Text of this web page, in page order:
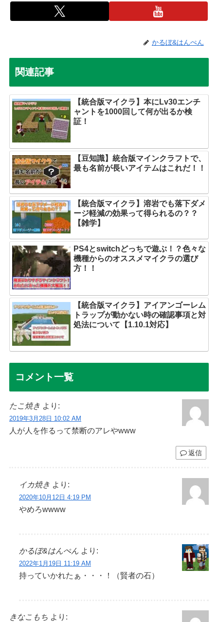
かるぼ&はんぺん
関連記事
【統合版マイクラ】本にLv30エンチ
ャントを1000回して何が出るか検
証！
【豆知識】統合版マインクラフトで、
最も名前が長いアイテムはこれだ！！
【統合版マイクラ】溶岩でも落下ダメ
ージ軽減の効果って得られるの？？
【雑学】
PS4とswitchどっちで遊ぶ！？色々な
機種からのオススメマイクラの選び
方！！
【統合版マイクラ】アイアンゴーレム
トラップが動かない時の確認事項と対
処法について【1.10.1対応】
コメント一覧
たこ焼き より:
2019年3月28日 10:02 AM
人が人を作るって禁断のアレやwww
返信
イカ焼き より:
2020年10月12日 4:19 PM
やめろwwww
かるぼ&はんぺん より:
2022年1月19日 11:19 AM
持っていかれたぁ・・・！（賢者の石）
きなこもち より: